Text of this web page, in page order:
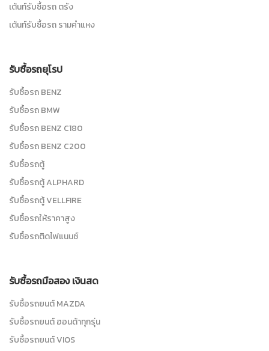
เต้นท์รับซื้อรถ ตรัง
เต้นท์รับซื้อรถ รามคำแหง
รับซื้อรถยุโรป
รับซื้อรถ BENZ
รับซื้อรถ BMW
รับซื้อรถ BENZ C180
รับซื้อรถ BENZ C200
รับซื้อรถตู้
รับซื้อรถตู้ ALPHARD
รับซื้อรถตู้ VELLFIRE
รับซื้อรถให้ราคาสูง
รับซื้อรถติดไฟแนนซ์
รับซื้อรถมือสอง เงินสด
รับซื้อรถยนต์ MAZDA
รับซื้อรถยนต์ ฮอนด้าทุกรุ่น
รับซื้อรถยนต์ VIOS